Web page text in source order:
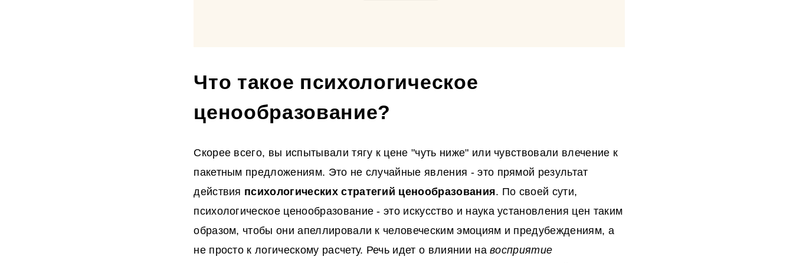
Что такое психологическое
ценообразование?
Скорее всего, вы испытывали тягу к цене "чуть ниже" или чувствовали влечение к
пакетным предложениям. Это не случайные явления - это прямой результат
действия психологических стратегий ценообразования. По своей сути,
психологическое ценообразование - это искусство и наука установления цен таким
образом, чтобы они апеллировали к человеческим эмоциям и предубеждениям, а
не просто к логическому расчету. Речь идет о влиянии навосприятие